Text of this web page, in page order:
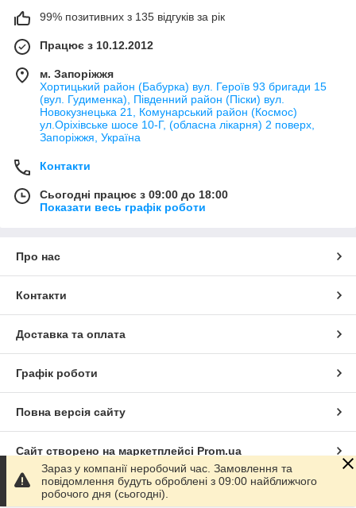
99% позитивних з 135 відгуків за рік
Працює з 10.12.2012
м. Запоріжжя
Хортицький район (Бабурка) вул. Героїв 93 бригади 15
(вул. Гудименка), Південний район (Піски) вул.
Новокузнецька 21, Комунарський район (Космос)
ул.Оріхівське шосе 10-Г, (обласна лікарня) 2 поверх,
Запоріжжя, Україна
Контакти
Сьогодні працює з 09:00 до 18:00
Показати весь графік роботи
Про нас
Контакти
Доставка та оплата
Графік роботи
Повна версія сайту
Сайт створено на маркетплейсі Prom.ua
Політика конфіденційності
Зараз у компанії неробочий час. Замовлення та
повідомлення будуть оброблені з 09:00 найближчого
робочого дня (сьогодні).